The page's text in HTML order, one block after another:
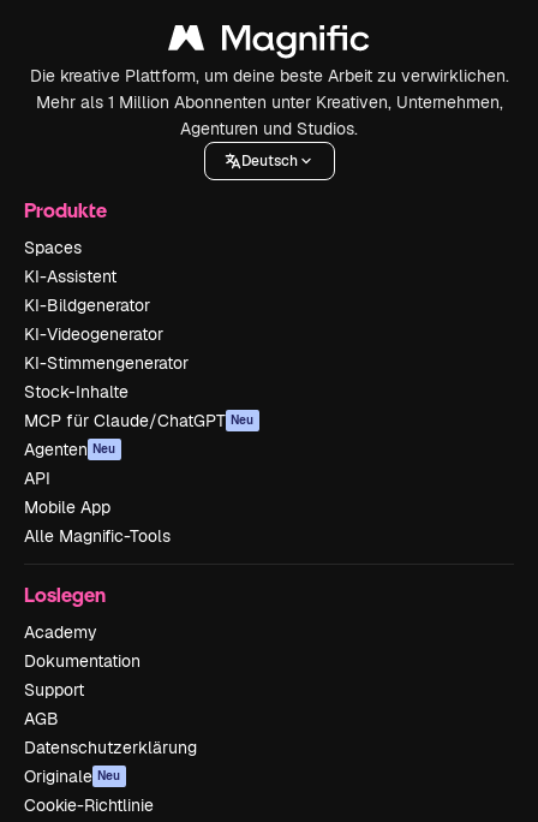
Die kreative Plattform, um deine beste Arbeit zu verwirklichen.
Mehr als 1 Million Abonnenten unter Kreativen, Unternehmen,
Agenturen und Studios.
Deutsch
Produkte
Spaces
KI-Assistent
KI-Bildgenerator
KI-Videogenerator
KI-Stimmengenerator
Stock-Inhalte
MCP für Claude/ChatGPT Neu
Agenten Neu
API
Mobile App
Alle Magnific-Tools
Loslegen
Academy
Dokumentation
Support
AGB
Datenschutzerklärung
Originale Neu
Cookie-Richtlinie